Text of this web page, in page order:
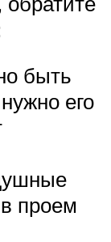
быть
его
проем